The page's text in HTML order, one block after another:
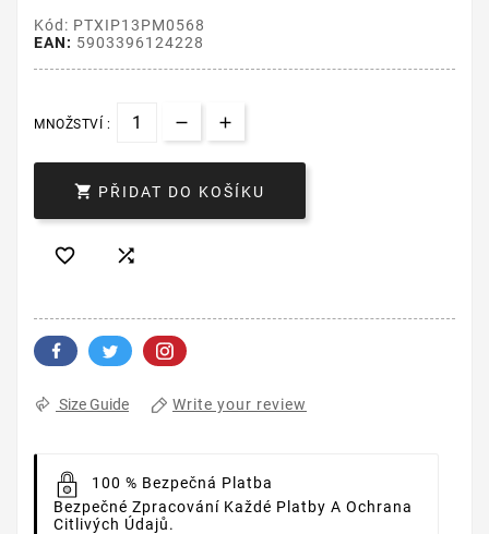
Kód: PTXIP13PM0568
EAN: 5903396124228
MNOŽSTVÍ :
 PŘIDAT DO KOŠÍKU
 
Size Guide Write your review
100 % Bezpečná Platba
Bezpečné Zpracování Každé Platby A Ochrana
Citlivých Údajů.